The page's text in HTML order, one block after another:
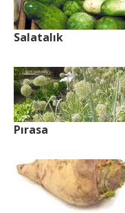
Salatalık
Pırasa